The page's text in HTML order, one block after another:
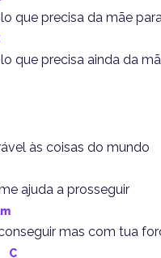
que precisa da mãe
que precisa ainda da
às coisas do mundo
ajuda a prosseguir
mas com tua
C